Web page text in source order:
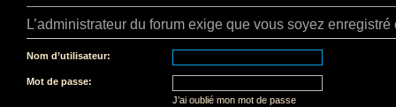
L’administrateur du forum exige que vous soyez
Nom d’utilisateur:
Mot de passe:
J’ai oublié mon mot de passe